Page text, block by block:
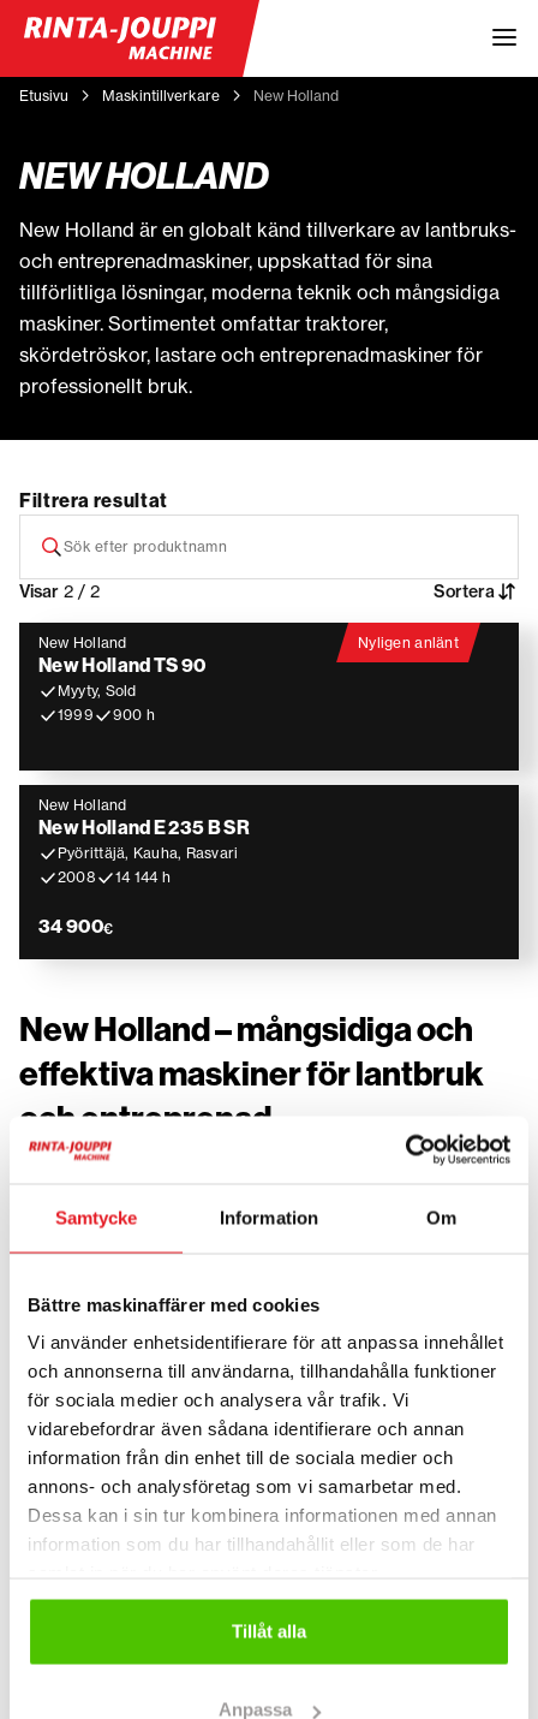
Samtycke Information Om
Bättre maskinaffärer med cookies
Vi använder enhetsidentifierare för att anpassa innehållet
och annonserna till användarna, tillhandahålla funktioner
för sociala medier och analysera vår trafik. Vi
vidarebefordrar även sådana identifierare och annan
information från din enhet till de sociala medier och
annons- och analysföretag som vi samarbetar med.
Dessa kan i sin tur kombinera informationen med annan
information som du har tillhandahållit eller som de har
Tillåt alla
Anpassa
Etusivu Maskintillverkare New Holland
NEW HOLLAND
New Holland är en globalt känd tillverkare av lantbruks-
och entreprenadmaskiner, uppskattad för sina
tillförlitliga lösningar, moderna teknik och mångsidiga
maskiner. Sortimentet omfattar traktorer,
skördetröskor, lastare och entreprenadmaskiner för
professionellt bruk.
Filtrera resultat
Visar 2 / 2 Sortera
New Holland
New Holland TS 90
Myyty, Sold
1999
900 h
Nyligen anlänt
New Holland
New Holland E 235 B SR
Pyörittäjä, Kauha, Rasvari
2008
14 144 h
34 900€
New Holland – mångsidiga och
effektiva maskiner för lantbruk
och entreprenad
New Holland maskiner är utvecklade för hög effektivitet
lantbruk används deras traktorer och skördemaskiner
entreprenad erbjuder de kompaktmaskiner,
En av New Hollands största styrkor är fokus på
innovation och teknik. Många maskiner är utrustade
med avancerade system för precisionsjordbruk,
bränsleeffektiva motorer och smarta funktioner som
förbättrar effektiviteten och minskar driftskostnaderna.
Mångsidighet är en viktig egenskap. Med ett brett
arbetsuppgifter inom lantbruk, bygg och underhåll.
Förarkomfort och användarvänlighet är också viktiga